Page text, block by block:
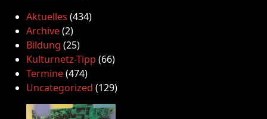
Aktuelles (434)
Archive(2)
Bildung (25)
Kulturnetz-Tipp (66)
Termine(474)
Uncategorized (129)